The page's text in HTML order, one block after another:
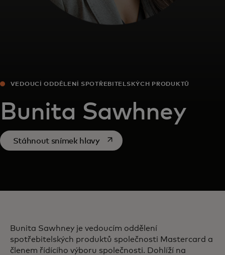
VEDOUCÍ ODDĚLENÍ SPOTŘEBITELSKÝCH PRODUKTŮ
Bunita Sawhney
Stáhnout snímek hlavyopens in a new tab
Bunita Sawhney je vedoucím oddělení
spotřebitelských produktů společnosti Mastercard a
členem řídícího výboru společnosti. Dohlíží na